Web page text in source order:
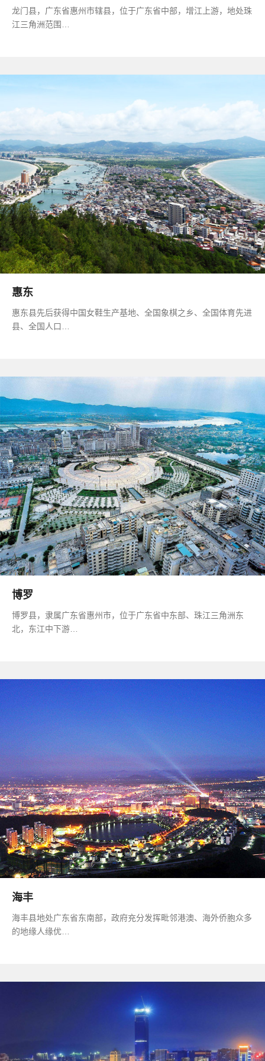
龙门县，广东省惠州市辖县，位于广东省中部，增江上游，地处珠
江三角洲范围…
惠东
惠东县先后获得中国女鞋生产基地、全国象棋之乡、全国体育先进
县、全国人口…
博罗
博罗县，隶属广东省惠州市，位于广东省中东部、珠江三角洲东
北，东江中下游…
海丰
海丰县地处广东省东南部，政府充分发挥毗邻港澳、海外侨胞众多
的地缘人缘优…